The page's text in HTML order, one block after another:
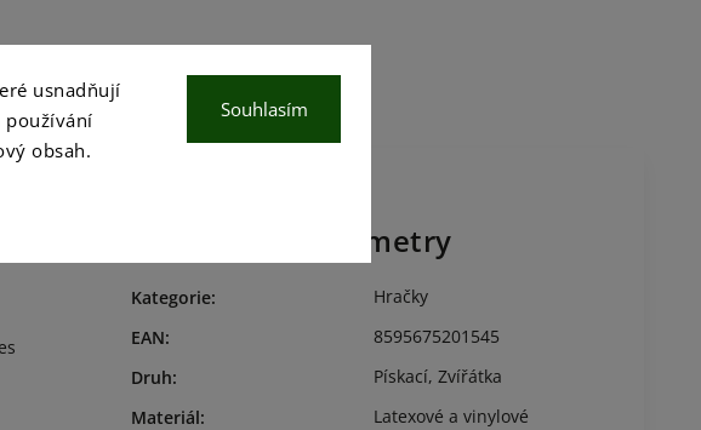
usnadňují
používání
obsah.
Souhlasím
Doplňkové parametry
Kategorie:
Hračky
EAN:
8595675201545
Druh: Pískací, Zvířátka
Materiál: Latexové a vinylové